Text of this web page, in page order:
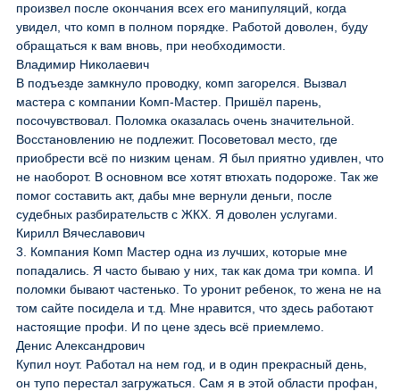
произвел после окончания всех его манипуляций, когда
увидел, что комп в полном порядке. Работой доволен, буду
обращаться к вам вновь, при необходимости.
Владимир Николаевич
В подъезде замкнуло проводку, комп загорелся. Вызвал
мастера с компании Комп-Мастер. Пришёл парень,
посочувствовал. Поломка оказалась очень значительной.
Восстановлению не подлежит. Посоветовал место, где
приобрести всё по низким ценам. Я был приятно удивлен, что
не наоборот. В основном все хотят втюхать подороже. Так же
помог составить акт, дабы мне вернули деньги, после
судебных разбирательств с ЖКХ. Я доволен услугами.
Кирилл Вячеславович
3. Компания Комп Мастер одна из лучших, которые мне
попадались. Я часто бываю у них, так как дома три компа. И
поломки бывают частенько. То уронит ребенок, то жена не на
том сайте посидела и т.д. Мне нравится, что здесь работают
настоящие профи. И по цене здесь всё приемлемо.
Денис Александрович
Купил ноут. Работал на нем год, и в один прекрасный день,
он тупо перестал загружаться. Сам я в этой области профан,